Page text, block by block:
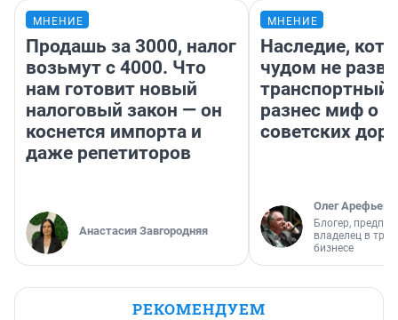
МНЕНИЕ
Продашь за 3000, налог
возьмут с 4000. Что
нам готовит новый
налоговый закон — он
коснется импорта и
даже репетиторов
Анастасия Завгородняя
МНЕНИЕ
Наследие,
чудом не
транспортный
разнес миф о
советских
Олег Арефьев
Блогер,
владелец в
бизнесе
РЕКОМЕНДУЕМ